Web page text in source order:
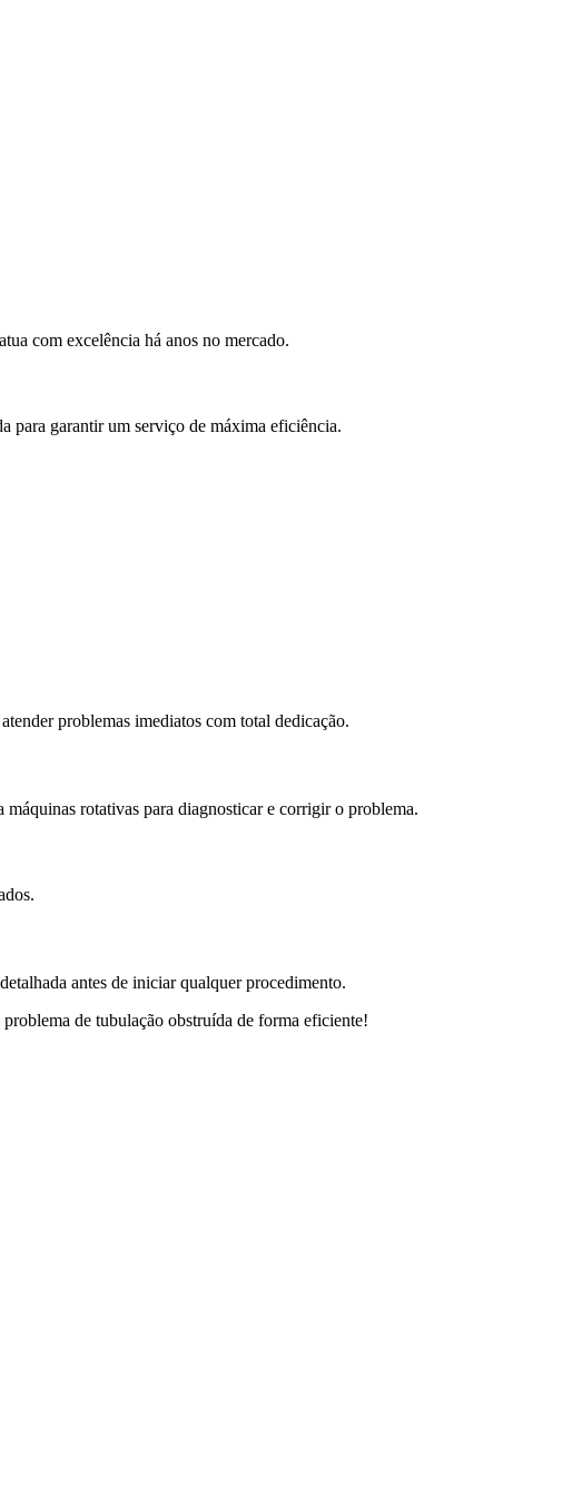
com excelência há anos no mercado.
para garantir um serviço de máxima eficiência.
problemas imediatos com total dedicação.
rotativas para diagnosticar e corrigir o problema.
antes de iniciar qualquer procedimento.
de tubulação obstruída de forma eficiente!